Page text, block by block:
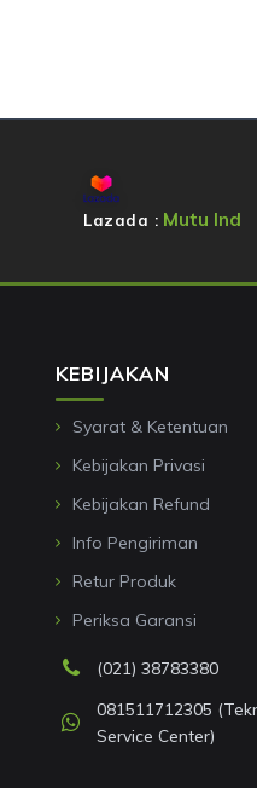
Lazada : Mutu Ind
KEBIJAKAN
Syarat & Ketentuan
Kebijakan Privasi
Kebijakan Refund
Info Pengiriman
Retur Produk
Periksa Garansi
(021) 38783380
081511712305
Service Center)